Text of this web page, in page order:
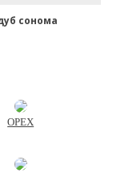
сонома
ОРЕХ